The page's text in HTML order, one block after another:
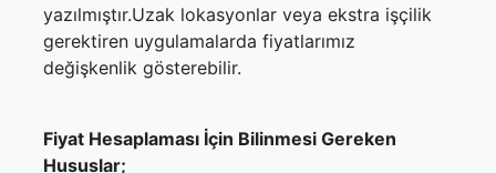
yazılmıştır.Uzak lokasyonlar veya ekstra işçilik
gerektiren uygulamalarda fiyatlarımız
değişkenlik gösterebilir.
Fiyat Hesaplaması İçin Bilinmesi Gereken
Hususlar;